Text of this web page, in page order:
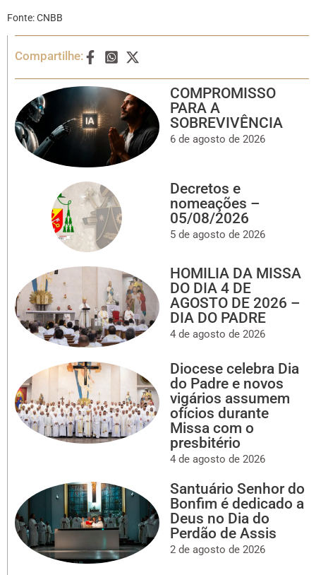
Fonte: CNBB
Compartilhe:
COMPROMISSO
PARA A
SOBREVIVÊNCIA
6 de agosto de 2026
Decretos e
nomeações –
05/08/2026
5 de agosto de 2026
HOMILIA DA MISSA
DO DIA 4 DE
AGOSTO DE 2026 –
DIA DO PADRE
4 de agosto de 2026
Diocese celebra Dia
do Padre e novos
vigários assumem
ofícios durante
Missa com o
presbitério
4 de agosto de 2026
Santuário Senhor do
Bonfim é dedicado a
Deus no Dia do
Perdão de Assis
2 de agosto de 2026